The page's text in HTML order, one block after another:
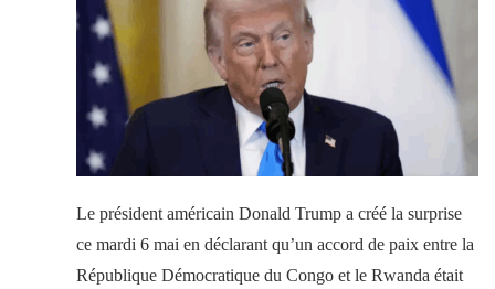
Le président américain Donald Trump a créé la surprise
ce mardi 6 mai en déclarant qu’un accord de paix entre la
République Démocratique du Congo et le Rwanda était